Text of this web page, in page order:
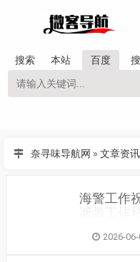
搜索 本站 百度
奈寻味导航网 » 文章资讯
海警工作
2026-